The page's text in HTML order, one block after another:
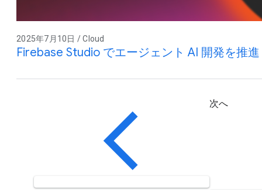
2025年7月10日 / Cloud
Firebase Studio でエージェント AI 開発を推進
次へ